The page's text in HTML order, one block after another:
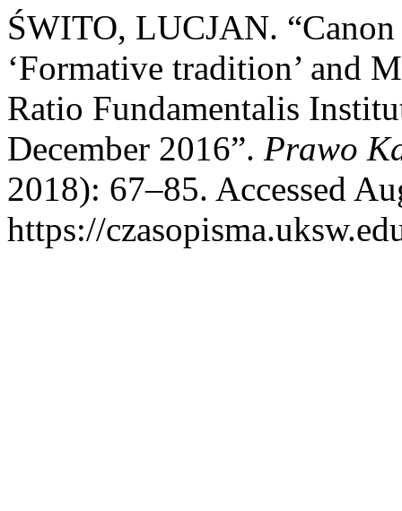
ŚWITO, LUCJAN.
‘Formative tradition’ and
Ratio Fundamentalis
December 2016”. Prawo
2018): 67–85. Accessed
https://